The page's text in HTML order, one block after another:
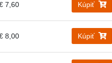
7,60 Kúpiť
8,00 Kúpiť